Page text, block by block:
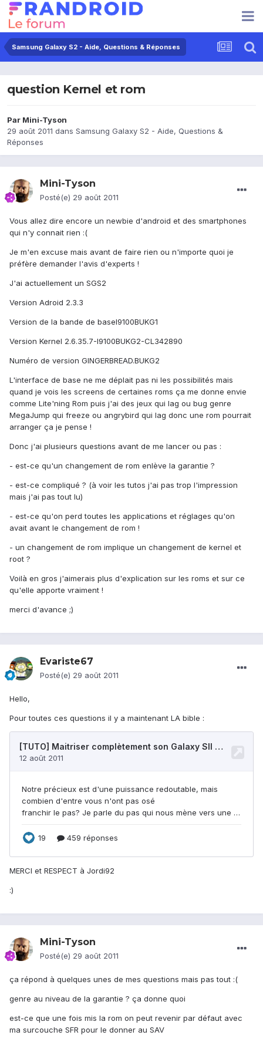
Samsung Galaxy S2 - Aide, Questions & Réponses
question Kernel et rom
Par Mini-Tyson
29 août 2011 dans Samsung Galaxy S2 - Aide, Questions &
Réponses
Mini-Tyson
Posté(e) 29 août 2011
Vous allez dire encore un newbie d'android et des smartphones
qui n'y connait rien :(
Je m'en excuse mais avant de faire rien ou n'importe quoi je
préfère demander l'avis d'experts !
J'ai actuellement un SGS2
Version Adroid 2.3.3
Version de la bande de baseI9100BUKG1
Version Kernel 2.6.35.7-I9100BUKG2-CL342890
Numéro de version GINGERBREAD.BUKG2
L'interface de base ne me déplait pas ni les possibilités mais
quand je vois les screens de certaines roms ça me donne envie
comme Lite'ning Rom puis j'ai des jeux qui lag ou bug genre
MegaJump qui freeze ou angrybird qui lag donc une rom pourrait
arranger ça je pense !
Donc j'ai plusieurs questions avant de me lancer ou pas :
- est-ce qu'un changement de rom enlève la garantie ?
- est-ce compliqué ? (à voir les tutos j'ai pas trop l'impression
mais j'ai pas tout lu)
- est-ce qu'on perd toutes les applications et réglages qu'on
avait avant le changement de rom !
- un changement de rom implique un changement de kernel et
root ?
Voilà en gros j'aimerais plus d'explication sur les roms et sur ce
qu'elle apporte vraiment !
merci d'avance ;)
Evariste67
Posté(e) 29 août 2011
Hello,
Pour toutes ces questions il y a maintenant LA bible :
MERCI et RESPECT à Jordi92
:)
Mini-Tyson
Posté(e) 29 août 2011
ça répond à quelques unes de mes questions mais pas tout :(
genre au niveau de la garantie ? ça donne quoi
est-ce que une fois mis la rom on peut revenir par défaut avec
ma surcouche SFR pour le donner au SAV